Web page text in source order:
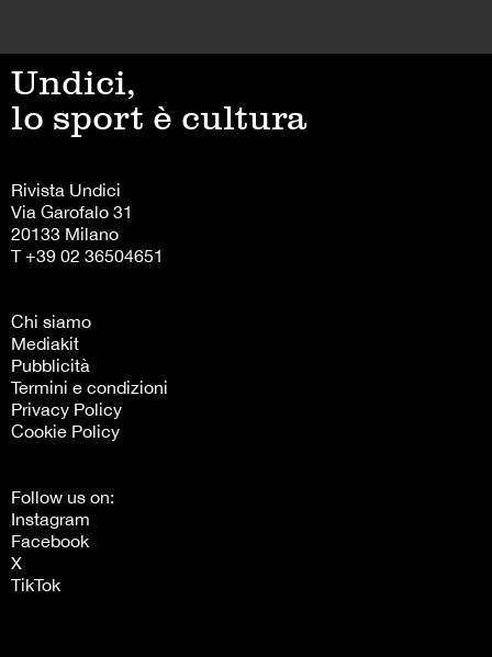
Undici,
lo sport è cultura
Rivista Undici
Via Garofalo 31
20133 Milano
T +39 02 36504651
Chi siamo
Mediakit
Pubblicità
Termini e condizioni
Privacy Policy
Cookie Policy
Follow us on:
Instagram
Facebook
X
TikTok